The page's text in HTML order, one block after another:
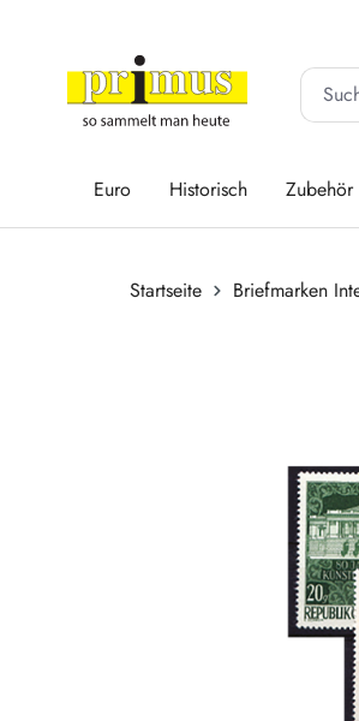
Euro Historisch Zubehör
Startseite Briefmarken